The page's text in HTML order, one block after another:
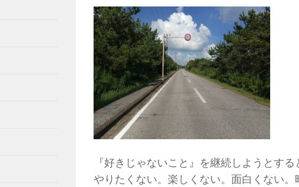
『好きじゃないこと』を継続しようとす
やりたくない。楽しくない。面白くない